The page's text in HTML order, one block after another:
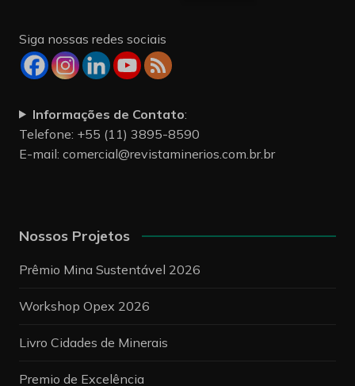
Siga nossas redes sociais
Informações de Contato:
Telefone: +55 (11) 3895-8590
E-mail: comercial@revistaminerios.com.br.br
Nossos Projetos
Prêmio Mina Sustentável 2026
Workshop Opex 2026
Livro Cidades de Minerais
Premio de Excelência